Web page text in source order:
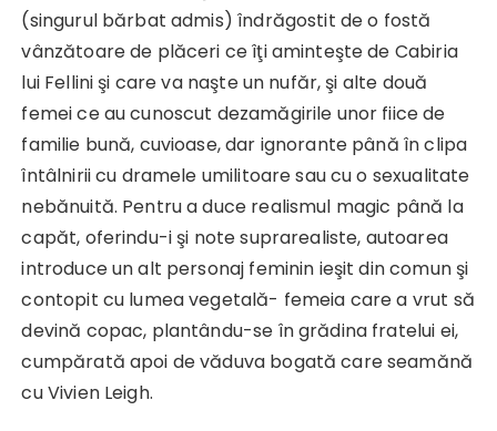
(singurul bărbat admis) îndrăgostit de o fostă
vânzătoare de plăceri ce îţi aminteşte de Cabiria
lui Fellini şi care va naşte un nufăr, şi alte două
femei ce au cunoscut dezamăgirile unor fiice de
familie bună, cuvioase, dar ignorante până în clipa
întâlnirii cu dramele umilitoare sau cu o sexualitate
nebănuită. Pentru a duce realismul magic până la
capăt, oferindu-i şi note suprarealiste, autoarea
introduce un alt personaj feminin ieşit din comun şi
contopit cu lumea vegetală- femeia care a vrut să
devină copac, plantându-se în grădina fratelui ei,
cumpărată apoi de văduva bogată care seamănă
cu Vivien Leigh.